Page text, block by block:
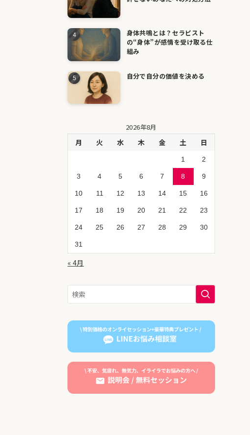
身体共鳴とは？セラピスト
の“身体”が感情を受け取る仕
組み
自分で自分の価値を決める
2026年8月
月 火 水 木 金 土 日
1 2
3 4 5 6 7 8 9
10 11 12 13 14 15 16
17 18 19 20 21 22 23
24 25 26 27 28 29 30
31
« 4月